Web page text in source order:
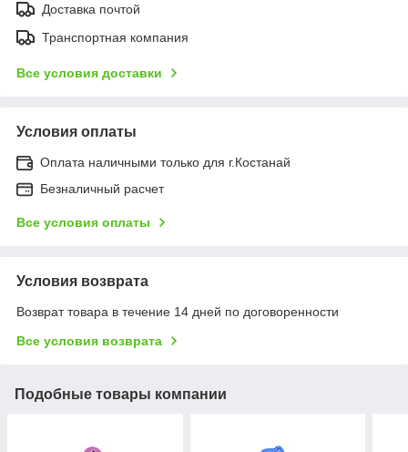
Доставка почтой
Транспортная компания
Все условия доставки
Условия оплаты
Оплата наличными только для г.Костанай
Безналичный расчет
Все условия оплаты
Условия возврата
Возврат товара в течение 14 дней по договоренности
Все условия возврата
Подобные товары компании